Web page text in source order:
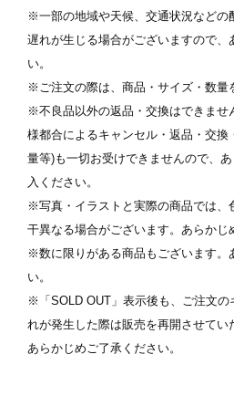
※一部の地域や天候、交通状況などの
遅れが生じる場合がございますので、
い。
※ご注文の際は、商品・サイズ・数量
※不良品以外の返品・交換はできませ
様都合によるキャンセル・返品・交換
量等)も一切お受けできませんので、
入ください。
※写真・イラストと実際の商品では、
干異なる場合がございます。あらかじ
※数に限りがある商品もございます。
い。
※「SOLD OUT」表示後も、ご注文の
れが発生した際は販売を再開させてい
あらかじめご了承ください。